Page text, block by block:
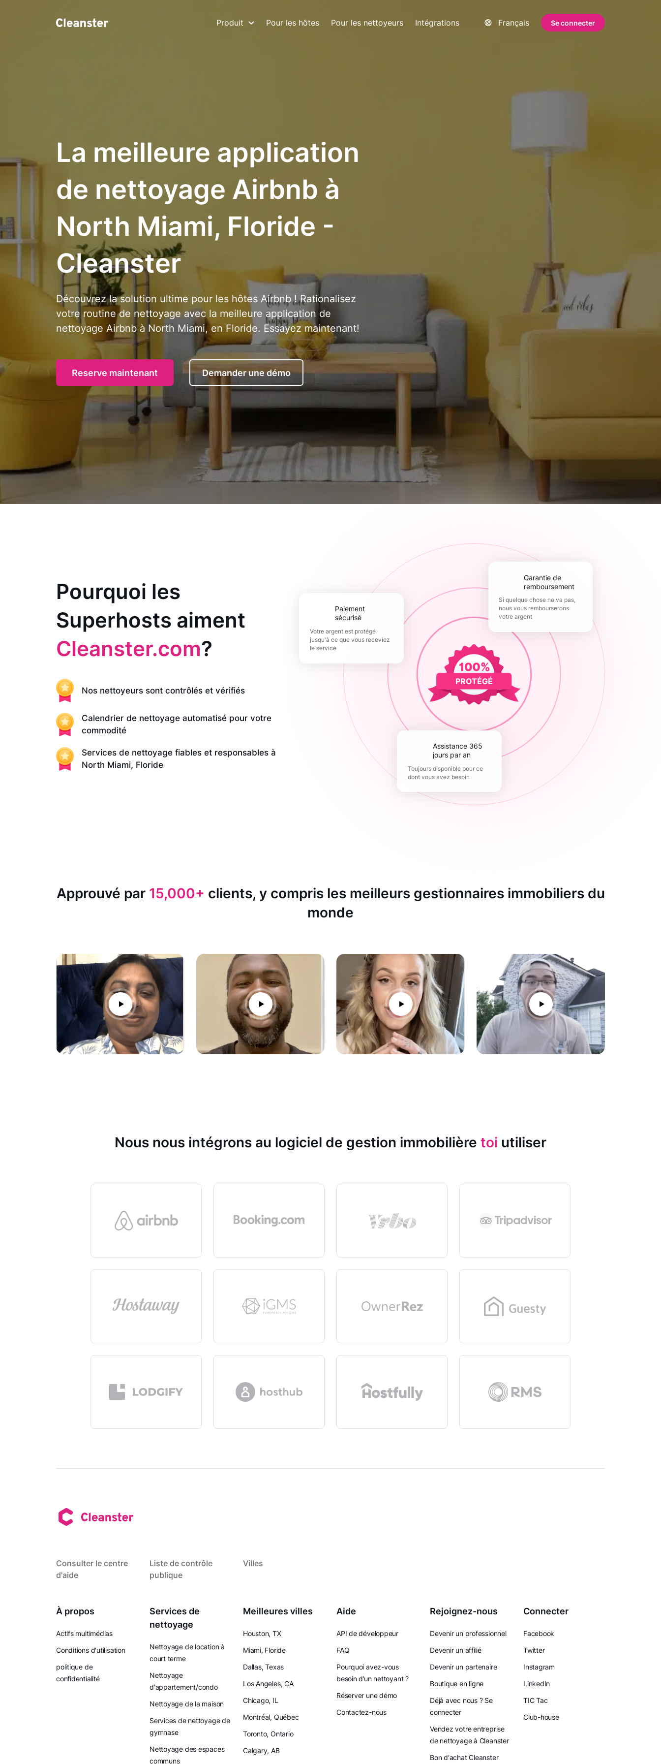
Produit Pour les hôtes Pour les nettoyeurs Intégrations Français Se connecter
La meilleure application
de nettoyage Airbnb à
North Miami, Floride -
Cleanster
Découvrez la solution ultime pour les hôtes Airbnb ! Rationalisez
votre routine de nettoyage avec la meilleure application de
nettoyage Airbnb à North Miami, en Floride. Essayez maintenant!
Reserve maintenant Demander une démo
Pourquoi les
Superhosts aiment
Cleanster.com?
Nos nettoyeurs sont contrôlés et vérifiés
Calendrier de nettoyage automatisé pour votre
commodité
Services de nettoyage fiables et responsables à
North Miami, Floride
PROTÉGÉ
paiement
sécurisé
Votre argent est protégé
jusqu'à ce que vous receviez
le service
Garantie de
remboursement
Si quelque chose ne va pas,
nous vous rembourserons
votre argent
Assistance 365
jours par an
Toujours disponible pour ce
dont vous avez besoin
Approuvé par 15,000+ clients, y compris les meilleurs gestionnaires immobiliers du
monde
Nous nous intégrons au logiciel de gestion immobilière toi utiliser
Consulter le centre
d'aide
Liste de contrôle
publique
Villes
À propos
Actifs multimédias
Conditions d'utilisation
politique de
confidentialité
Services de
nettoyage
Nettoyage de location à
court terme
Nettoyage
d'appartement/condo
Nettoyage de la maison
Services de nettoyage de
gymnase
Nettoyage des espaces
communs
Meilleures villes
Houston, TX
Miami, Floride
Dallas, Texas
Los Angeles, CA
Chicago, IL
Montréal, Québec
Toronto, Ontario
Calgary, AB
Aide
API de développeur
FAQ
Pourquoi avez-vous
besoin d’un nettoyant ?
Réserver une démo
Contactez-nous
Rejoignez-nous
Devenir un professionnel
Devenir un affilié
Devenir un partenaire
Boutique en ligne
Déjà avec nous ? Se
connecter
Vendez votre entreprise
de nettoyage à Cleanster
Bon d'achat Cleanster
Connecter
Facebook
Twitter
Instagram
LinkedIn
TIC Tac
Club-house